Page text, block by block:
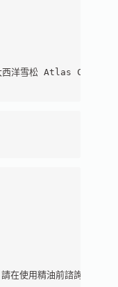
洋雪松 Atlas
在使用精油前諮詢您的芳